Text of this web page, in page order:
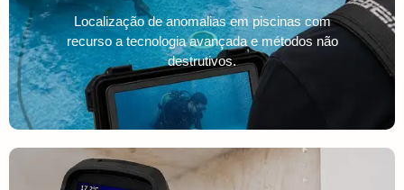
Localização de anomalias em piscinas com
recurso a tecnologia avançada e métodos não
destrutivos.